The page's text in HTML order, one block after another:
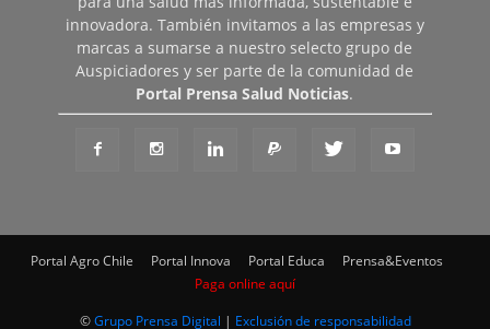
innovadora. También invitamos a las empresas y
marcas a sumarse a nuestro selecto grupo de
Auspiciadores y ser parte de la comunidad de
Portal Prensa Salud Noticias.
Portal Agro Chile Portal Innova Portal Educa
Prensa&Eventos
Paga online aquí
©Grupo Prensa Digital | Exclusión de responsabilidad